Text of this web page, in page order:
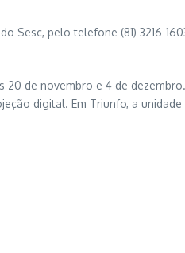
Sesc, pelo telefone (81) 3216-
20 de novembro e 4 de
digital. Em Triunfo, a